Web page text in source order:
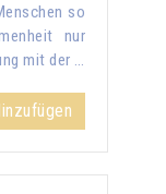
so
nur
mit der …